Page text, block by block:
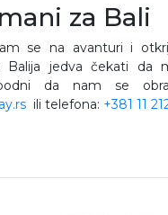
za Bali
se na avanturi i
Balija jedva čekati da
da nam se
ili telefona: +381 11